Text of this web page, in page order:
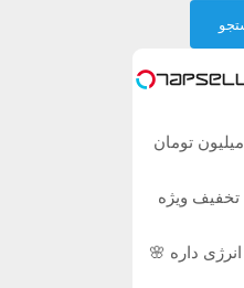
عمل زیبایی پلک بدون رد بخیه 🎁 ۱۰ میلیون تومان
با 10 میلیون تخفیف ویژه
داره 🌸